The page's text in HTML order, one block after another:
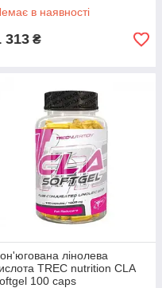
в наявності
313 ₴
лінолева
TREC nutrition CLA
100 caps